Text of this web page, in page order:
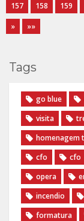
157
158 159
»
»»
Tags
go blue
visita
homenagem
cfo
cfo
opera
incendio
formatura